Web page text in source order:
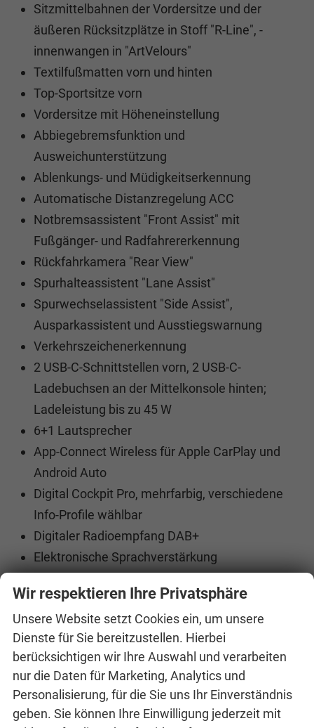
Sitzmittelbahnen der Vordersitze und der
äußeren Rücksitzplätze in Stoff "R-Line", -
innenwangen in "ArtVelours"
Textilfußmatten vorn und hinten
Top-Sportsitze vorn
Vordersitze mit Höheneinstellung
Abbiegebremsfunktion und
Ausweichunterstützung
Ablenkungs- und Müdigkeitserkennung
Automatische Distanzregelung ACC
Notbremsassistent "Front Assist" mit
Fußgänger- und Radfahrererkennung
Rückfahrkamera "Rear View"
Spurhalteassistent "Lane Assist"
Spurwechselassistent "Side Assist",
Ausparkassistent und Ausstiegswarnung
Verkehrszeichenerkennung
2 USB-C-Schnittstellen vorn, 2 USB-C-
Ladebuchsen an der Mittelkonsole hinten;
Ladeleistung bis zu 45 W
6+1 Lautsprecher
App-Connect Wireless für Apple CarPlay und
Android Auto
Digital Cockpit Pro, mehrfarbig, verschiedene
Info-Profile wählbar
Digitaler Radioempfang DAB+
Elektronische Sprachverstärkung
Infotainment-System mit 32,7-cm-Display (12,9
Zoll)
Telefonschnittstelle mit induktiver
Ladefunktion
Vorbereitet für "VW Connect" und "VW Connect
Plus"
Vorbereitet für spätere Freischaltung:
Wir respektieren Ihre Privatsphäre
Unsere Website setzt Cookies ein, um unsere
Dienste für Sie bereitzustellen. Hierbei
berücksichtigen wir Ihre Auswahl und verarbeiten
nur die Daten für Marketing, Analytics und
Personalisierung, für die Sie uns Ihr Einverständnis
geben. Sie können Ihre Einwilligung jederzeit mit